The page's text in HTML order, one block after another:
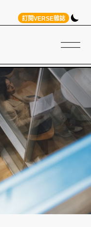
訂閱VERSE雜誌